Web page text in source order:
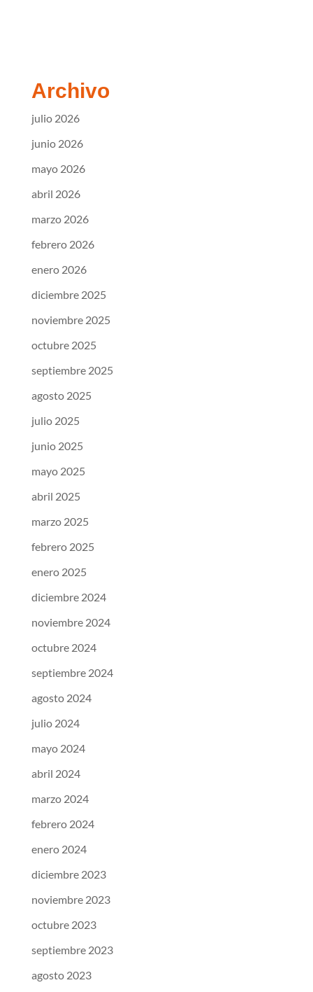
Archivo
julio 2026
junio 2026
mayo 2026
abril 2026
marzo 2026
febrero 2026
enero 2026
diciembre 2025
noviembre 2025
octubre 2025
septiembre 2025
agosto 2025
julio 2025
junio 2025
mayo 2025
abril 2025
marzo 2025
febrero 2025
enero 2025
diciembre 2024
noviembre 2024
octubre 2024
septiembre 2024
agosto 2024
julio 2024
mayo 2024
abril 2024
marzo 2024
febrero 2024
enero 2024
diciembre 2023
noviembre 2023
octubre 2023
septiembre 2023
agosto 2023